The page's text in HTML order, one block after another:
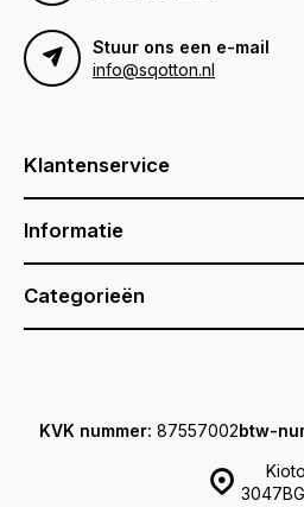
Stuur ons een e-mail
info@sqotton.nl
Klantenservice
Informatie
Categorieën
KVK nummer: 87557002btw-